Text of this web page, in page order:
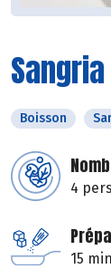
Boisson
4
15 min